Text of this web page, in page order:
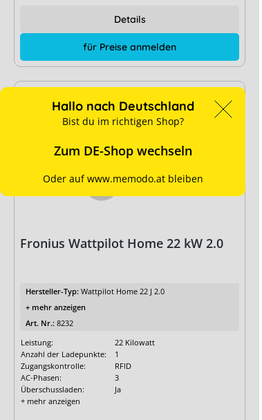
für Preise anmelden
Details
Fronius Wattpilot Home 22 kW 2.0
Hersteller-Typ: Wattpilot Home 22 J 2.0
+ mehr anzeigen
Art. Nr.: 8232
Leistung:
22 Kilowatt
Anzahl der Ladepunkte:
1
Zugangskontrolle:
RFID
AC-Phasen:
3
Überschussladen:
Ja
+ mehr anzeigen
Hallo nach Deutschland
Bist du im richtigen Shop?
Zum DE-Shop wechseln
Oder auf www.memodo.at bleiben